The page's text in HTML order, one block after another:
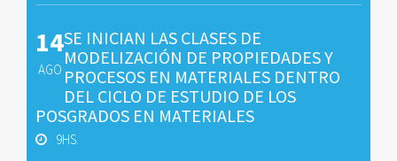
14
AGO
SE INICIAN LAS CLASES DE
MODELIZACIÓN DE PROPIEDADES Y
PROCESOS EN MATERIALES DENTRO
DEL CICLO DE ESTUDIO DE LOS
POSGRADOS EN MATERIALES
9HS.